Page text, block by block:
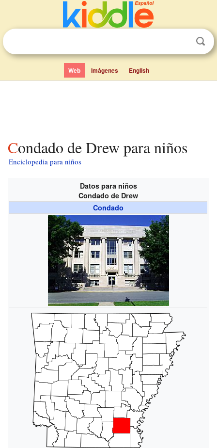
Web Imágenes English
Condado de Drew para niños
Enciclopedia para niños
Datos para niños
Condado de Drew
Condado